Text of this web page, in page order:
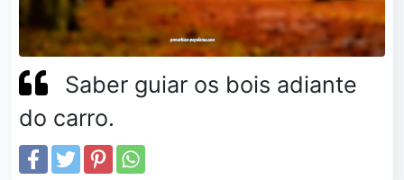
Saber guiar os bois adiante
do carro.